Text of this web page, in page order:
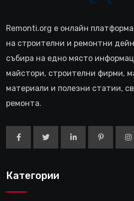
Remonti.org е онлайн
на строителни и ремонтни
събира на едно място
майстори, строителни фирми,
материали и полезни статии,
ремонта.
Категории